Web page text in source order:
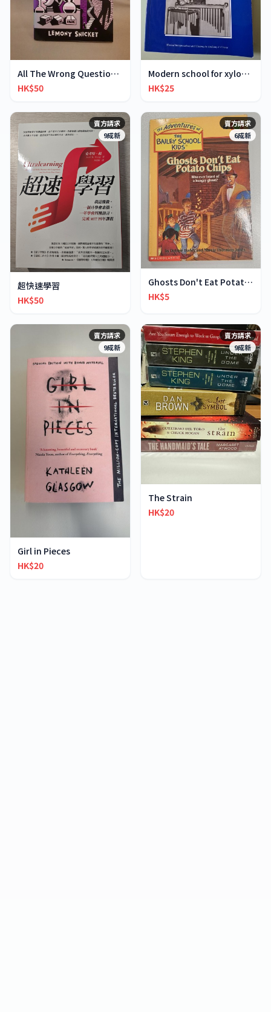
All The Wrong Questions 2: "When Did You See Her L
HK$50
Modern school for xylophone marimba vibraphone
HK$25
賣方請求
9成新
超快速學習
HK$50
賣方請求
6成新
Ghosts Don't Eat Potato Chips
HK$5
賣方請求
9成新
Girl in Pieces
HK$20
賣方請求
9成新
The Strain
HK$20